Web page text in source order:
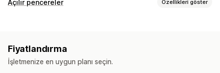
Açılır pencereler Özellikleri göster
Açılır pencereleri yönetme
Fiyatlandırma
İşletmenize en uygun planı seçin.